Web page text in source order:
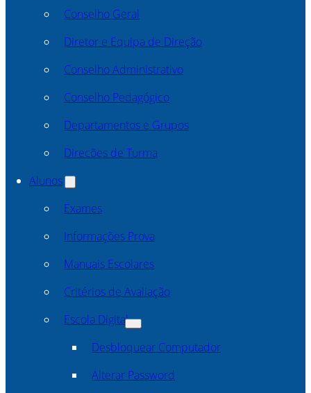
Conselho Geral
Diretor e Equipa de Direção
Conselho Administrativo
Conselho Pedagógico
Departamentos e Grupos
Direcões de Turma
Alunos
Exames
Informações Prova
Manuais Escolares
Critérios de Avaliação
Escola Digital
Desbloquear Computador
Alterar Password